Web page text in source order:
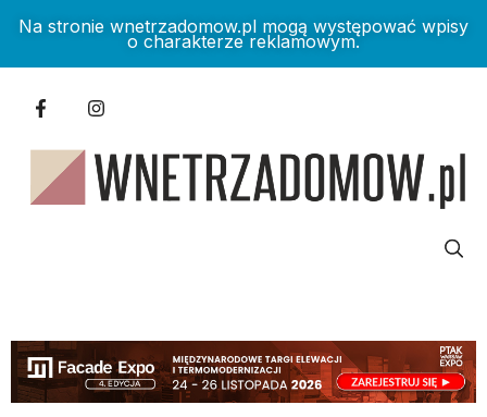
Na stronie wnetrzadomow.pl mogą występować wpisy
o charakterze reklamowym.